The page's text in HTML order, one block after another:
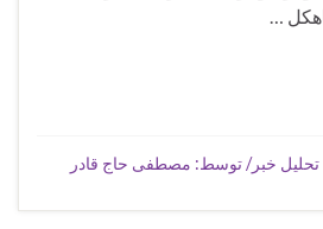
…
تحلیل خبر/ توسط: مصطفی حاج قادر